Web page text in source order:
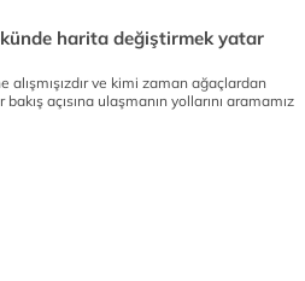
harita değiştirmek yatar
ve kimi zaman ağaçlardan
açısına ulaşmanın yollarını aramamız